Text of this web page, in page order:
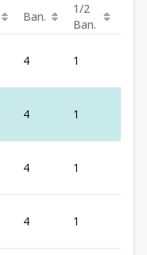
Ban.
1/2
Ban.
4 1
4 1
4 1
4 1